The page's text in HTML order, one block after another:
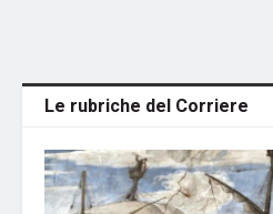
Le rubriche del Corriere